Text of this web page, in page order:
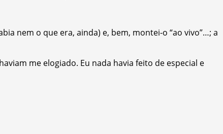
nem o que era, ainda) e, bem, montei-o “ao vivo”…; a
me elogiado. Eu nada havia feito de especial e